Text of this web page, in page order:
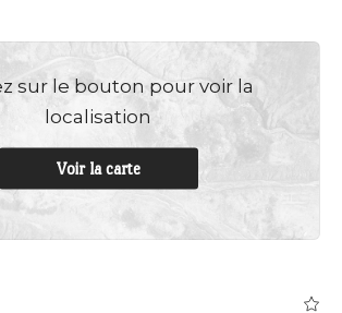
sur le bouton pour voir la
localisation
Voir la carte